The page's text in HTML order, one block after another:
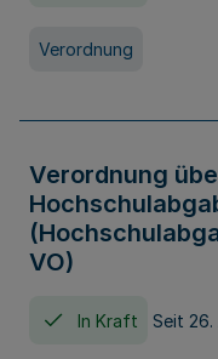
Verordnung
Verordnung
VO)
In Kraft Seit 26.